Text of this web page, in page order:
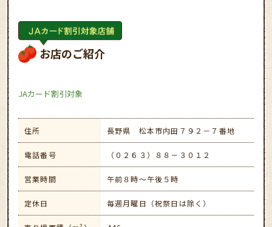
お店のご紹介
JAカード割引対象
住所 長野県 松本市内田７９２－７番地
電話番号 （０２６３）８８－３０１２
営業時間 午前８時～午後５時
定休日 毎週月曜日（祝祭日は除く）